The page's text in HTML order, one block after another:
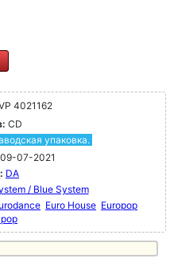
4021162
CD
упаковка.
09-07-2021
DA
/ Blue System
Euro House Europop